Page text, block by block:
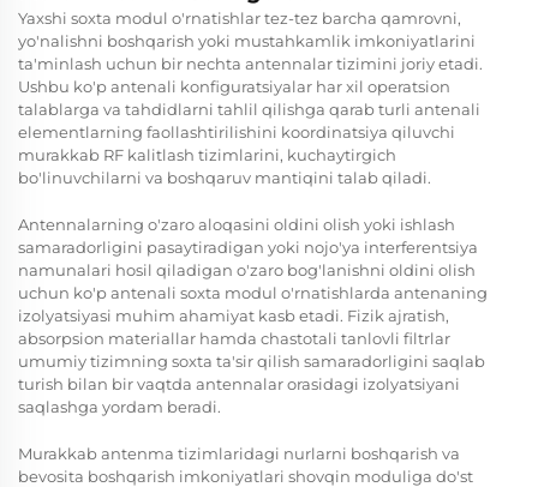
Yaxshi soxta modul o'rnatishlar tez-tez barcha qamrovni,
yo'nalishni boshqarish yoki mustahkamlik imkoniyatlarini
ta'minlash uchun bir nechta antennalar tizimini joriy etadi.
Ushbu ko'p antenali konfiguratsiyalar har xil operatsion
talablarga va tahdidlarni tahlil qilishga qarab turli antenali
elementlarning faollashtirilishini koordinatsiya qiluvchi
murakkab RF kalitlash tizimlarini, kuchaytirgich
bo'linuvchilarni va boshqaruv mantiqini talab qiladi.
Antennalarning o'zaro aloqasini oldini olish yoki ishlash
samaradorligini pasaytiradigan yoki nojo'ya interferentsiya
namunalari hosil qiladigan o'zaro bog'lanishni oldini olish
uchun ko'p antenali soxta modul o'rnatishlarda antenaning
izolyatsiyasi muhim ahamiyat kasb etadi. Fizik ajratish,
absorpsion materiallar hamda chastotali tanlovli filtrlar
umumiy tizimning soxta ta'sir qilish samaradorligini saqlab
turish bilan bir vaqtda antennalar orasidagi izolyatsiyani
saqlashga yordam beradi.
Murakkab antenma tizimlaridagi nurlarni boshqarish va
bevosita boshqarish imkoniyatlari shovqin moduliga do'st